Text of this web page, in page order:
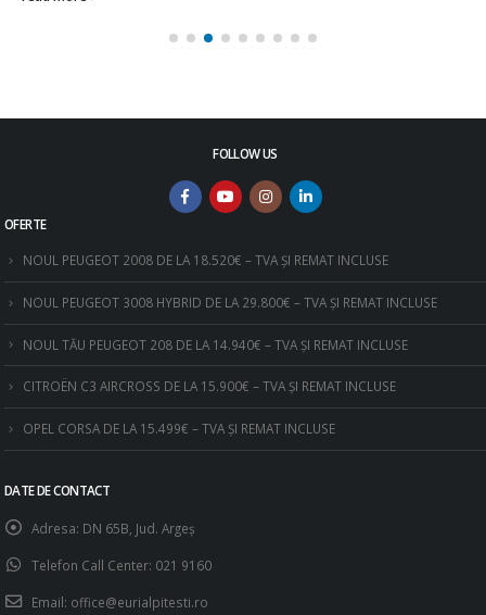
FOLLOW US
OFERTE
NOUL PEUGEOT 2008 DE LA 18.520€ – TVA ȘI REMAT INCLUSE
NOUL PEUGEOT 3008 HYBRID DE LA 29.800€ – TVA ȘI REMAT INCLUSE
NOUL TĂU PEUGEOT 208 DE LA 14.940€ – TVA ȘI REMAT INCLUSE
CITROËN C3 AIRCROSS DE LA 15.900€ – TVA ȘI REMAT INCLUSE
OPEL CORSA DE LA 15.499€ – TVA ȘI REMAT INCLUSE
DATE DE CONTACT
Adresa: DN 65B, Jud. Argeş
Telefon Call Center: 021 9160
Email: office@eurialpitesti.ro